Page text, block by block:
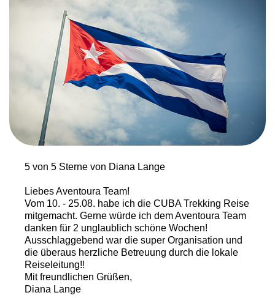
5 von 5 Sterne von Diana Lange
Liebes Aventoura Team!
Vom 10. - 25.08. habe ich die CUBA Trekking Reise
mitgemacht. Gerne würde ich dem Aventoura Team
danken für 2 unglaublich schöne Wochen!
Ausschlaggebend war die super Organisation und
die überaus herzliche Betreuung durch die lokale
Reiseleitung!!
Mit freundlichen Grüßen,
Diana Lange